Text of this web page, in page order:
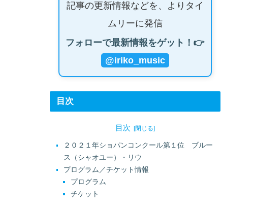
記事の更新情報などを、よりタイ
ムリーに発信
フォローで最新情報をゲット！👉
@iriko_music
目次
目次
２０２１年ショパンコンクール第１位 ブルー
ス（シャオユー）・リウ
プログラム／チケット情報
プログラム
チケット